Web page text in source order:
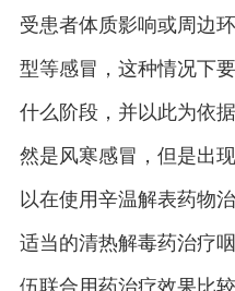
受患者体质影响或周边
型等感冒，这种情况下
什么阶段，并以此为依
然是风寒感冒，但是出
以在使用辛温解表药物
适当的清热解毒药治疗
伍联合用药治疗效果比较